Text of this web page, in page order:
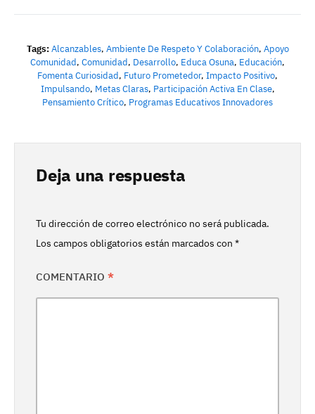
Tags: Alcanzables, Ambiente De Respeto Y Colaboración, Apoyo
Comunidad, Comunidad, Desarrollo, Educa Osuna, Educación,
Fomenta Curiosidad, Futuro Prometedor, Impacto Positivo,
Impulsando, Metas Claras, Participación Activa En Clase,
Pensamiento Crítico, Programas Educativos Innovadores
Deja una respuesta
Tu dirección de correo electrónico no será publicada.
Los campos obligatorios están marcados con *
COMENTARIO *